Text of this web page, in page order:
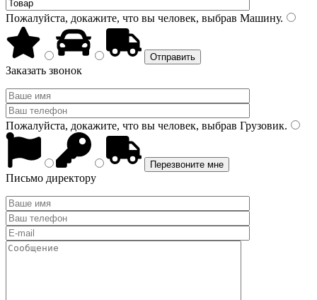
Пожалуйста, докажите, что вы человек, выбрав Машину.
Заказать звонок
Пожалуйста, докажите, что вы человек, выбрав Грузовик.
Письмо директору